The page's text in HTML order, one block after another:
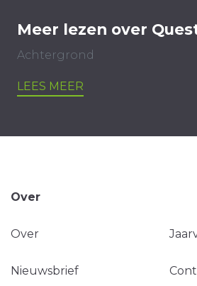
Meer lezen over
Achtergrond
LEES MEER
Over
Over
Nieuwsbrief